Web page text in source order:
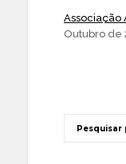
Associação
Outubro de